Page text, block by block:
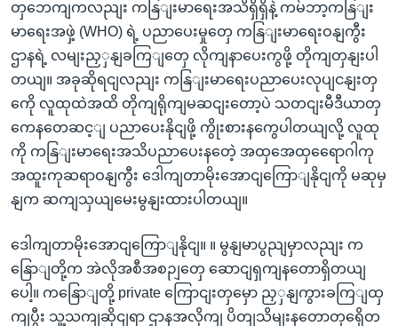
တှဘေကျကလညျး ကနြျးမာရေးအသိရှိရှိနဲ့ ကမ်ဘာ့ကနြျး
မာရေးအဖှဲ့ (WHO) ရဲ့ ပညာပေးမှုတှေ ကနြျးမာရေးဝနျကွီး
ဌာနရဲ့ လမျးညှှနျခကြျတှေ လိုကျနာပေးကွဖို့ တိုကျတှနျးပါ
တယျ။ အခုဆိုရငျလညျး ကနြျးမာရေးပညာပေးလုပျငနျးတှ
ကေို လူထုထဲအထိ တိုကျရိုကျမဆငျးတော့ပဲ သတငျးမီဒီယာတှ
ကေနတေဆင့ျ ပညာပေးနိုငျဖို့ ကွိုးစားနကွေပါတယျလို့ လူထု
ကို ကနြျးမာရေးအသိပညာပေးနတေဲ့ အထှအေထှရေောဂါကု
အထူးကုဆရာဝနျကွီး ဒေါကျတာမိုးအောငျကြောျနိုငျကို မဆုမှ
နျက ဆကျသှယျမေးမွနျးထားပါတယျ။
ဒေါကျတာမိုးအောငျကြောျနိုငျ။ ။ မွနျမာပွညျမှာလညျး က
နြောျတို့က အဲလိုအစီအစဉျတှေ ဆောငျရှကျနတောရှိတယျ
ပေါ့။ ကနြောျတို့ private ကြောငျးတှမှော ညှှနျကွားခကြျထှ
ကျပွီး သူ့သကျဆိုငျရာ ဌာနအလိုကျ ပိတျသိမျးနတောတှရှေိတ